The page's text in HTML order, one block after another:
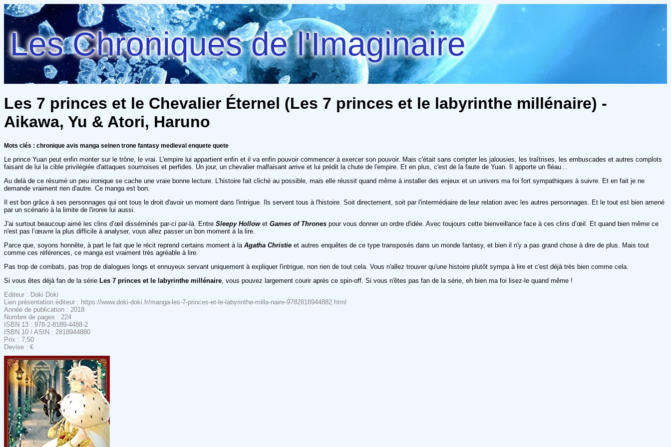
Les Chroniques de l'Imaginaire
Les 7 princes et le Chevalier Éternel (Les 7 princes et le labyrinthe millénaire) -
Aikawa, Yu & Atori, Haruno
Mots clés : chronique avis manga seinen trone fantasy medieval enquete quete
Le prince Yuan peut enfin monter sur le trône, le vrai. L'empire lui appartient enfin et il va enfin pouvoir commencer à exercer son pouvoir. Mais c'était sans compter les jalousies, les traîtrises, les embuscades et autres complots
faisant de lui la cible privilégiée d'attaques sournoises et perfides. Un jour, un chevalier malfaisant arrive et lui prédit la chute de l'empire. Et en plus, c'est de la faute de Yuan. Il apporte un fléau...
Au delà de ce résumé un peu ironique se cache une vraie bonne lecture. L'histoire fait cliché au possible, mais elle réussit quand même à installer des enjeux et un univers ma foi fort sympathiques à suivre. Et en fait je ne
demande vraiment rien d'autre. Ce manga est bon.
Il est bon grâce à ses personnages qui ont tous le droit d'avoir un moment dans l'intrigue. Ils servent tous à l'histoire. Soit directement, soit par l'intermédiaire de leur relation avec les autres personnages. Et le tout est bien amené
par un scénario à la limite de l'ironie lui aussi.
J'ai surtout beaucoup aimé les clins d’œil disséminés par-ci par-là. Entre Sleepy Hollowet Games of Thrones pour vous donner un ordre d'idée. Avec toujours cette bienveillance face à ces clins d’œil. Et quand bien même ce
n'est pas l’œuvre la plus difficile à analyser, vous allez passer un bon moment à la lire.
Parce que, soyons honnête, à part le fait que le récit reprend certains moment à la Agatha Christie et autres enquêtes de ce type transposés dans un monde fantasy, et bien il n'y a pas grand chose à dire de plus. Mais tout
comme ces références, ce manga est vraiment très agréable à lire.
Pas trop de combats, pas trop de dialogues longs et ennuyeux servant uniquement à expliquer l'intrigue, non rien de tout cela. Vous n'allez trouver qu'une histoire plutôt sympa à lire et c'est déjà très bien comme cela.
Si vous êtes déjà fan de la série Les 7 princes et le labyrinthe millénaire vous pouvez largement courir après ce spin-off. Si vous n'êtes pas fan de la série, eh bien ma foi lisez-le quand même !
Editeur : Doki Doki
Lien présentation éditeur : https://www.doki-doki.fr/manga-les-7-princes-et-le-labyrinthe-milla-naire-9782818944882.html
Année de publication : 2018
Nombre de pages : 224
ISBN 13 : 978-2-8189-4488-2
ISBN 10 / ASIN : 2818944880
Prix : 7,50
Devise : €